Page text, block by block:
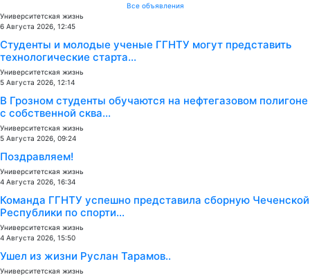
Все объявления
Университетская жизнь
6 Августа 2026, 12:45
Студенты и молодые ученые ГГНТУ могут представить
технологические старта...
Университетская жизнь
5 Августа 2026, 12:14
В Грозном студенты обучаются на нефтегазовом полигоне
с собственной сква...
Университетская жизнь
5 Августа 2026, 09:24
Поздравляем!
Университетская жизнь
4 Августа 2026, 16:34
Команда ГГНТУ успешно представила сборную Чеченской
Республики по спорти...
Университетская жизнь
4 Августа 2026, 15:50
Ушел из жизни Руслан Тарамов..
Университетская жизнь